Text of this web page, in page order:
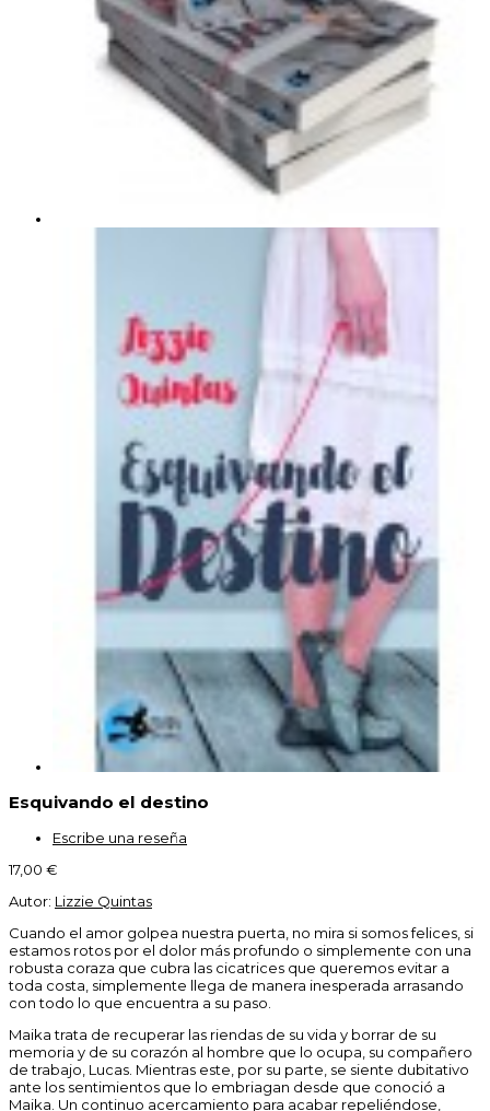
Esquivando el destino
Escribe una reseña
17,00 €
Autor: Lizzie Quintas
Cuando el amor golpea nuestra puerta, no mira si somos felices, si
estamos rotos por el dolor más profundo o simplemente con una
robusta coraza que cubra las cicatrices que queremos evitar a
toda costa, simplemente llega de manera inesperada arrasando
con todo lo que encuentra a su paso.
Maika trata de recuperar las riendas de su vida y borrar de su
memoria y de su corazón al hombre que lo ocupa, su compañero
de trabajo, Lucas. Mientras este, por su parte, se siente dubitativo
ante los sentimientos que lo embriagan desde que conoció a
Maika. Un continuo acercamiento para acabar repeliéndose,